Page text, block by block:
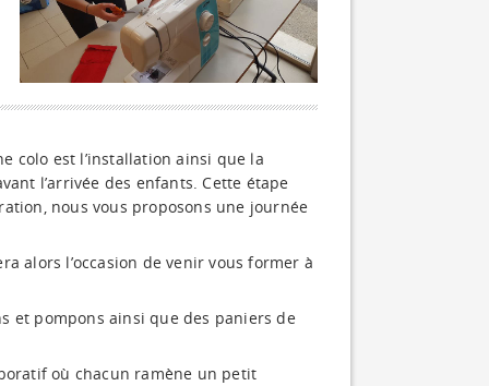
colo est l’installation ainsi que la
l’arrivée des enfants. Cette étape
nous vous proposons une journée
alors l’occasion de venir vous former à
et pompons ainsi que des paniers de
où chacun ramène un petit